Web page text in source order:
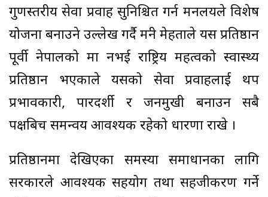
गुणस्तरीय सेवा प्रवाह सुनिश्चित गर्न मन्त्रालयले विशेष
योजना बनाउने उल्लेख गर्दै मन्त्री मेहताले यस प्रतिष्ठान
पूर्वी नेपालको मात्र नभई राष्ट्रिय महत्वको स्वास्थ्य
प्रतिष्ठान भएकाले यसको सेवा प्रवाहलाई थप
प्रभावकारी, पारदर्शी र जनमुखी बनाउन सबै
पक्षबिच समन्वय आवश्यक रहेको धारणा राखे ।
प्रतिष्ठानमा देखिएका समस्या समाधानका लागि
सरकारले आवश्यक सहयोग तथा सहजीकरण गर्ने